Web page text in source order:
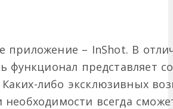
приложение – InShot. В
функционал представляет
либо эксклюзивных
всегда